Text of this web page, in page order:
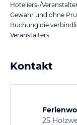
Hoteliers-/
Gewähr und ohne
Buchung die
Veranstalters.
Kontakt
25